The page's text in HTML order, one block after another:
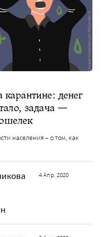
денег
задача —
населения – о том, как
4 Апр. 2020